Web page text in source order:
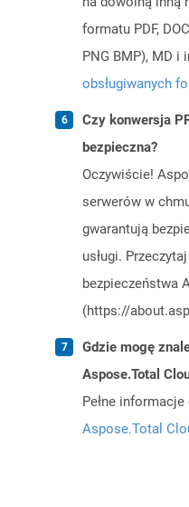
formatu PDF,
PNG BMP), MD i
obsługiwanych
Czy konwersja
bezpieczna?
Oczywiście!
serwerów w
gwarantują
usługi.
bezpieczeństwa
(https://
Gdzie mogę
Aspose.Total
Pełne
Aspose.Total